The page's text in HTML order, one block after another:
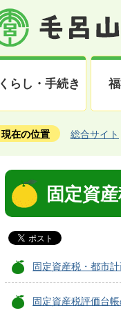
くらし・手続き
現在の位置 総合サイト
固定資
固定資産税・都市
固定資産税評価台